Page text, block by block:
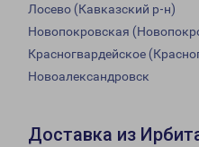
Лосево (Кавказский р-н)
Новопокровская
Красногвардейское
Новоалександровск
Доставка из